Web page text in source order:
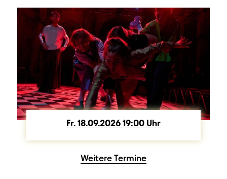
Fr. Freitag
18.09.2026 19:00Uhr
Weitere Termine